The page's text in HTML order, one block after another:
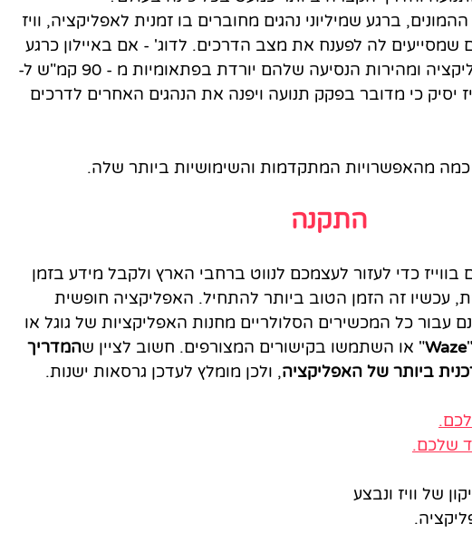
ברגע שמיליוני נהגים מחוברים בו זמנית לאפליקציה, וויז
לה לפענח את מצב הדרכים. לדוג' - אם באיילון כרגע
מחוברים עשרות נהגים לאפליקציה ומהירות הנסיעה שלהם יורדת בפתאומיות מ - 90 קמ"ש ל-
יסיק כי מדובר בפקק תנועה ויפנה את הנהגים האחרים לדרכים
מהאפשרויות המתקדמות והשימושיות ביותר שלה.
התקנה
כדי לעזור לעצמכם לנווט ברחבי הארץ ולקבל מידע בזמן
עכשיו זה הזמן הטוב ביותר להתחיל. האפליקציה חופשית
עבור כל המכשירים הסלולריים מחנות האפליקציות של גוגל או
Waze" או השתמשו בקישורים המצורפים. חשוב לציין שהמדריך
ביותר של האפליקציה, ולכן מומלץ לעדכן גרסאות ישנות.
שלכם.
של וויז ונבצע